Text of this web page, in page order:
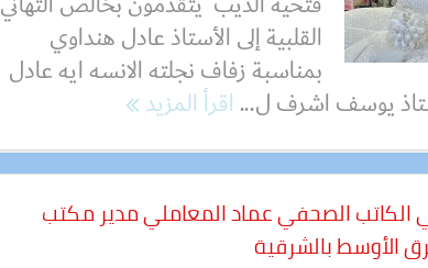
القلبية إلى الأستاذ عادل هنداوي
بمناسبة زفاف نجلته الانسه ايه عادل
يوسف اشرف ل...اقرأ المزيد
الكاتب الصحفي عماد المعاملي مدير مكتب
الأوسط بالشرقية